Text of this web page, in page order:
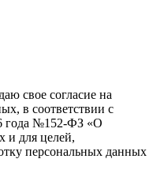
свое согласие на
в соответствии с
года №152-ФЗ «О
и для целей,
персональных данных